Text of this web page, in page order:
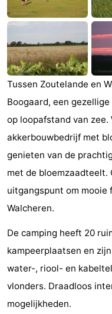
Zandput
Duinzicht
-
Joossesweg
-
Kustlicht
-
Strandcamping
Valkenisse
-
Zee,
Bos
Duin
Hotels
Lastminutes
See
&
do
-
Museums
-
Galleries
-
Tussen Zoutelande en
Boogaard, een
op loopafstand van
akkerbouwbedrijf met
genieten van de
met de bloemzaadteelt.
uitgangspunt om
Walcheren.
De camping heeft 20
kampeerplaatsen en
water-, riool- en
vlonders. Draadloos
mogelijkheden.